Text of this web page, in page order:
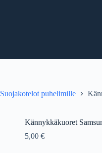
Suojakotelot puhelimille
Kännykkäkuoret
5,00 €